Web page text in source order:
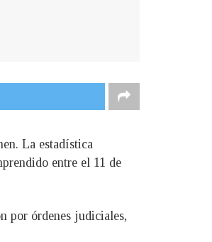
La estadística
entre el 11 de
por órdenes judiciales,